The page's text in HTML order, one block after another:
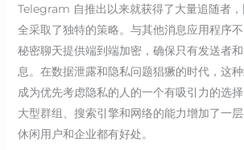
Telegram 自推出以来就获得了大量追随者
全采取了独特的策略。与其他消息应用程序
秘密聊天提供端到端加密，确保只有发送者
息。在数据泄露和隐私问题猖獗的时代，这
成为优先考虑隐私的人的一个有吸引力的选
大型群组、搜索引擎和网络的能力增加了一
休闲用户和企业都有好处。